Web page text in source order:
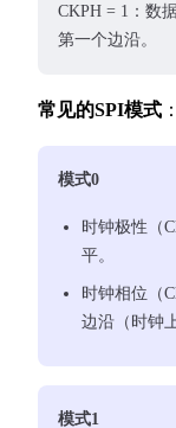
CKPH = 1：数
第一个边沿。
常见的SPI模式 ：
模式0
时钟极性（
平。
时钟相位（
边沿（时钟
模式1